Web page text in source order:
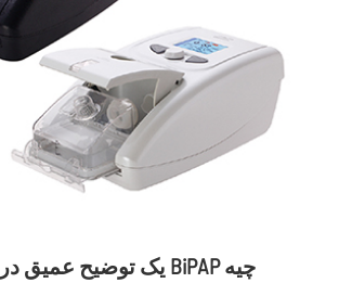
یک توضیح عمیق درباره ی وازیتور BiPAP چیه